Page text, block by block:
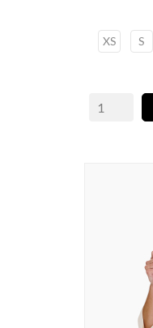
XS S